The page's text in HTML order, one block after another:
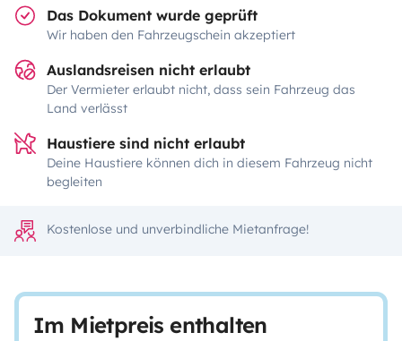
Das Dokument wurde geprüft
Wir haben den Fahrzeugschein akzeptiert
Auslandsreisen nicht erlaubt
Der Vermieter erlaubt nicht, dass sein Fahrzeug das
Land verlässt
Haustiere sind nicht erlaubt
Deine Haustiere können dich in diesem Fahrzeug nicht
begleiten
Kostenlose und unverbindliche Mietanfrage!
Im Mietpreis enthalten